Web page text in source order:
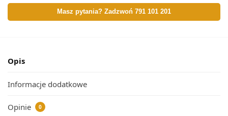
Masz pytania? Zadzwoń 791 101 201
Opis
Informacje dodatkowe
Opinie 0